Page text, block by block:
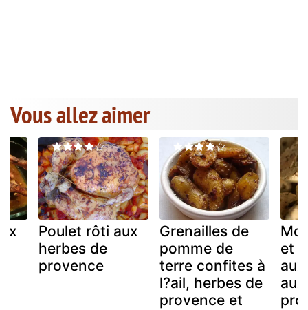
Vous allez aimer
Poulet rôti aux
herbes de
provence
Grenailles de
pomme de
terre confites à
l?ail, herbes de
provence et
et